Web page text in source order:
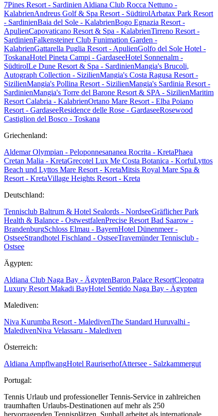
7Pines Resort - Sardinien Aldiana Club Rocca Nettuno -
KalabrienAndreus Golf & Spa Resort - SüdtirolArbatax Park Resort
- SardinienBaia del Sole - KalabrienBogo Egnazia Resort -
ApulienCapovaticano Resort & Spa - KalabrienTirreno Resort -
SardinienFalkensteiner Club Funimation Garden -
KalabrienGattarella Puglia Resort - ApulienGolfo del Sole Hotel -
ToskanaHotel Pineta Campi - GardaseeHotel Sonnenalm -
SüdtirolLe Dune Resort & Spa - SardinienMangia's Brucoli,
Autograph Collection - SizilienMangia's Costa Ragusa Resort -
SizilienMangia's Pollina Resort - SizilienMangia's Sardinia Resort -
SardinienMangia's Torre del Barone Resort & SPA - SizilienMaritim
Resort Calabria - KalabrienOrtano Mare Resort - Elba Poiano
Resort - GardaseeResidence delle Rose - GardaseeRosewood
Castiglion del Bosco - Toskana
Griechenland:
Aldemar Olympian - Peloponnesananea Rocrita - KretaPhaea
Cretan Malia - KretaGrecotel Lux Me Costa Botanica - KorfuLyttos
Beach und Lyttos Mare Resort - KretaMitsis Royal Mare Spa &
Resort - KretaVillage Heights Resort - Kreta
Deutschland:
Tennisclub Baltrum & Hotel Sealords - NordseeGräflicher Park
Health & Balance - OstwestfalenPrecise Resort Bad Saarow -
BrandenburgSchloss Elmau - BayernHotel Dünenmeer -
OstseeStrandhotel Fischland - OstseeTravemünder Tennisclub -
Ostsee
Ägypten:
Aldiana Club Naga Bay - ÄgyptenBaron Palace ResortCleopatra
Luxury Resort Makadi BayHotel Sentido Naga Bay - Ägypten
Malediven:
Niva Kurumba Resort - MaledivenThe Standard Huruvalhi -
MaledivenNiva Velassaru - Malediven
Österreich:
Aldiana AmpflwangHotel RauriserhofAttersee - Salzkammergut
Portugal:
Tennis Urlaub und professioneller Tennis-Service in zahlreichen
traumhaften Urlaubs-Destinationen auf mehr als 250